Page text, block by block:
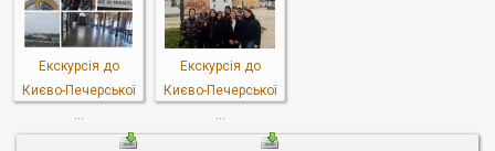
Екскурсія до
Києво-Печерської
...
Екскурсія до
Києво-Печерської
...